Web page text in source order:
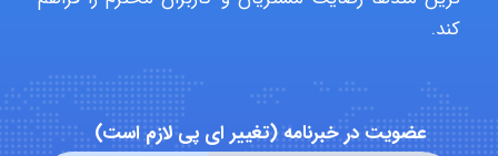
hosein abdolvand
کند.
عضویت در خبرنامه (تغییر ای پی لازم است)